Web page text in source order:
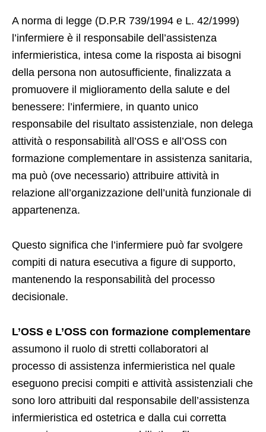
A norma di legge (D.P.R 739/1994 e L. 42/1999)
l’infermiere è il responsabile dell’assistenza
infermieristica, intesa come la risposta ai bisogni
della persona non autosufficiente, finalizzata a
promuovere il miglioramento della salute e del
benessere: l’infermiere, in quanto unico
responsabile del risultato assistenziale, non delega
attività o responsabilità all’OSS e all’OSS con
formazione complementare in assistenza sanitaria,
ma può (ove necessario) attribuire attività in
relazione all’organizzazione dell’unità funzionale di
appartenenza.
Questo significa che l’infermiere può far svolgere
compiti di natura esecutiva a figure di supporto,
mantenendo la responsabilità del processo
decisionale.
L’OSS e L’OSS con formazione complementare
assumono il ruolo di stretti collaboratori al
processo di assistenza infermieristica nel quale
eseguono precisi compiti e attività assistenziali che
sono loro attribuiti dal responsabile dell’assistenza
infermieristica ed ostetrica e dalla cui corretta